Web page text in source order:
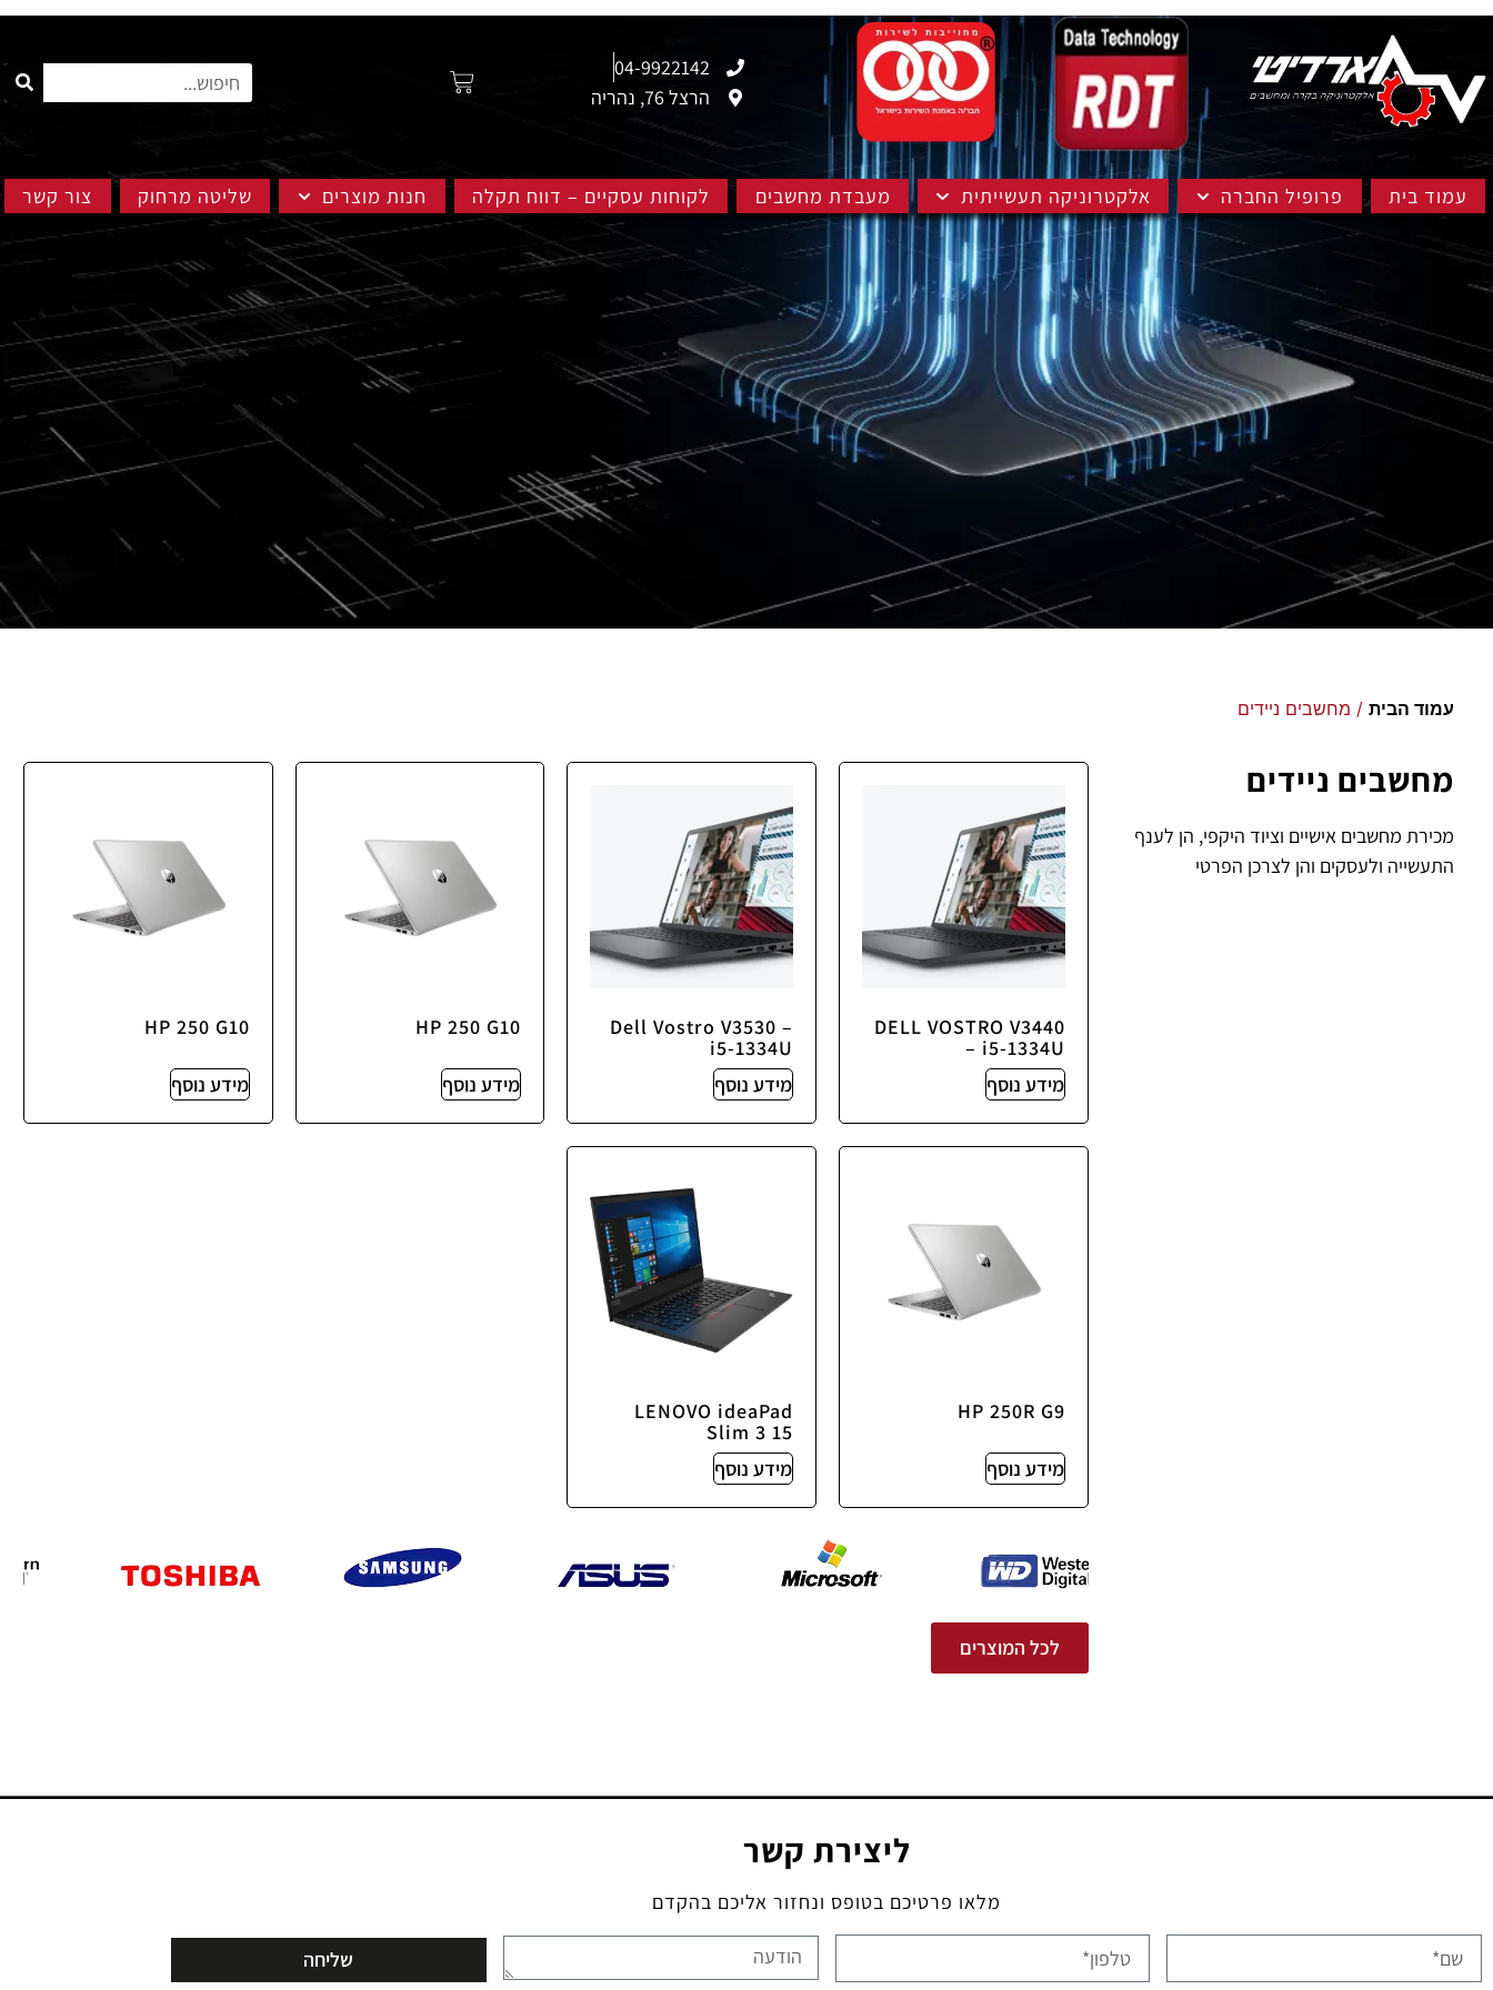
04-9922142
הרצל 76, נהריה
עמוד בית פרופיל החברה אלקטרוניקה תעשייתית מעבדת מחשבים לקוחות עסקיים – דווח תקלה חנות מוצרים שליטה מרחוק צור קשר
עמוד הבית / מחשבים ניידים
מחשבים ניידים
מכירת מחשבים אישיים וציוד היקפי, הן לענף
התעשייה ולעסקים והן לצרכן הפרטי
DELL VOSTRO V3440
– i5-1334U
מידע נוסף
Dell Vostro V3530 –
i5-1334U
מידע נוסף
HP 250 G10
מידע נוסף
HP 250 G10
מידע נוסף
HP 250R G9
מידע נוסף
LENOVO ideaPad
Slim 3 15
מידע נוסף
לכל המוצרים
ליצירת קשר
מלאו פרטיכם בטופס ונחזור אליכם בהקדם
שליחה